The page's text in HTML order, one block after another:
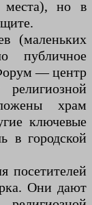
но в
(маленьких
публичное
— центр
храм
ключевые
в городской
посетителей
Они дают